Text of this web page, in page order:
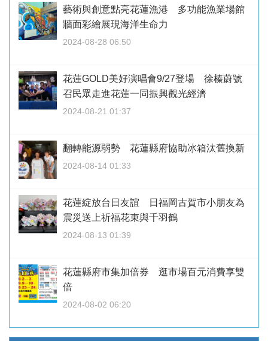
藝術與創意點亮花蓮漁港 多功能漁業場館
牆面彩繪展現海洋生命力
2024-08-28 06:50
花蓮GOLD美好演唱會9/27登場 徐榛蔚號
召民眾走進花蓮一同振興觀光經濟
2024-08-21 01:37
翻轉能源弱勢 花蓮縣府協助冰箱汰舊換新
2024-08-14 01:33
花蓮綻放台日友誼 日福岡古賀市小朋友為
震災送上祈福花束與千羽鶴
2024-08-13 01:39
花蓮縣府市集加倍券 逛市場百元消費享雙
倍
2024-08-02 06:20